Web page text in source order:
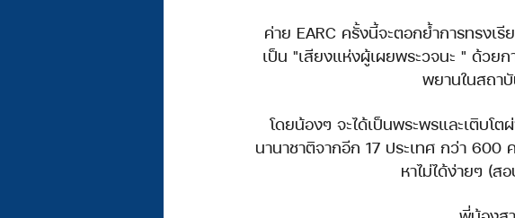
ค่าย EARC ครั้งนี้จะตอกย้ำการทรงเ
เป็น "เสียงแห่งผู้เผยพระวจนะ " ด้วย
พยานในสถา
โดยน้องๆ จะได้เป็นพระพรและเติบโ
นานาชาติจากอีก 17 ประเทศ กว่า
หาไม่ได้ง่ายๆ (ส